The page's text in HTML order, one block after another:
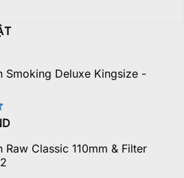
Smoking Deluxe Kingsize -
Raw Classic 110mm & Filter